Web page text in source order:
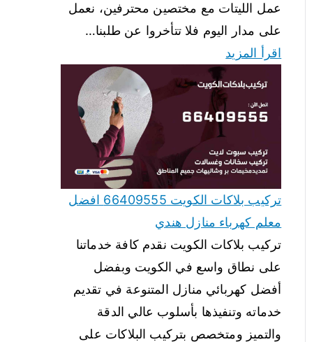
عمل الليتات مع مختصين محترفين، نعمل
على مدار اليوم فلا تتأخروا عن طلبنا…
اقرأ المزيد
تركيب بلاكات الكويت 66409555 افضل
معلم كهرباء منازل هندي
تركيب بلاكات الكويت نقدم كافة خدماتنا
على نطاق واسع في الكويت وبفضل
أفضل كهربائي منازل المتنوعة في تقديم
خدماته وتنفيذها بأسلوب عالي الدقة
والتميز ومتخصص بتركيب البلاكات على